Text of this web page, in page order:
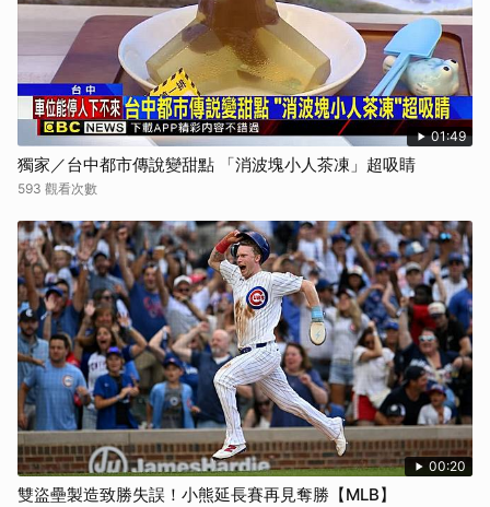
01:49
獨家／台中都市傳說變甜點 「消波塊小人茶凍」超吸睛
593 觀看次數
00:20
雙盜壘製造致勝失誤！小熊延長賽再見奪勝【MLB】